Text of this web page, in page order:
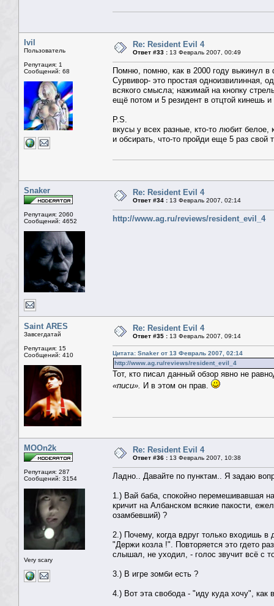
Ivil
Пользователь
Репутация: 1
Сообщений: 68
Re: Resident Evil 4
Ответ #33 : 13 Февраль 2007, 00:49
Помню, помню, как в 2000 году выкинул в
Сурвивор- это простая одноизвилинная,
всякого смысла; нажимай на кнопку
ещё потом и 5 резидент в отцтой кинешь
P.S.
вкусы у всех разные, кто-то любит белое,
и обсирать, что-то пройди еще 5 раз свой
Snaker
Репутация: 2060
Сообщений: 4652
Re: Resident Evil 4
Ответ #34 : 13 Февраль 2007, 02:14
http://www.ag.ru/reviews/resident_evil_4
Saint ARES
Завсегдатай
Репутация: 15
Сообщений: 410
Re: Resident Evil 4
Ответ #35 : 13 Февраль 2007, 09:14
Цитата: Snaker от 13 Февраль 2007, 02:14
http://www.ag.ru/reviews/resident_evil_4
Тот, кто писал данный обзор явно не
«писи». И в этом он прав.
MOOn2k
Репутация: 287
Сообщений: 3154
Very scary
Re: Resident Evil 4
Ответ #36 : 13 Февраль 2007, 10:38
Ладно.. Давайте по пунктам.. Я задаю
1.) Вай баба, спокойно перемешивавшая
кричит на Албанском всякие пакости,
озамбевший) ?
2.) Почему, когда вдруг только входишь
"Держи козла !". Повторяется это гдето
слышал, не уходил, - голос звучит всё с
3.) В игре зомби есть ?
4.) Вот эта свобода - "иду куда хочу", как